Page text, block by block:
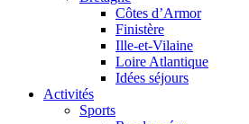
Côtes d’Armor
Finistère
Ille-et-Vilaine
Loire Atlantique
Idées séjours
Activités
Sports